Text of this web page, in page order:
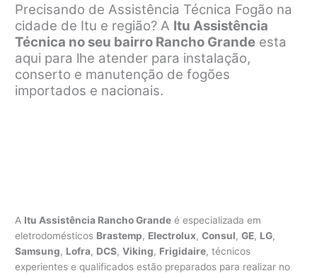
Precisando de Assistência Técnica Fogão na
cidade de Itu e região? A Itu Assistência
Técnica no seu bairro Rancho Grande esta
aqui para lhe atender para instalação,
conserto e manutenção de fogões
importados e nacionais.
A Itu Assistência Rancho Grande é especializada em
eletrodomésticos Brastemp, Electrolux,Consul,GE, LG,
Samsung, Lofra, DCS,Viking, Frigidaire, técnicos
experientes e qualificados estão preparados para realizar no